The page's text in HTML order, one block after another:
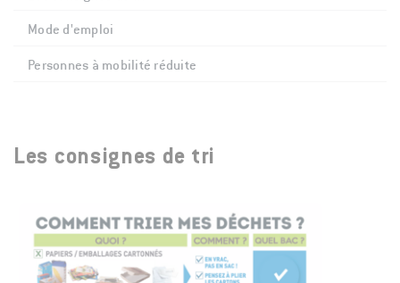
Les consignes de tri
Mode d'emploi
Personnes à mobilité réduite